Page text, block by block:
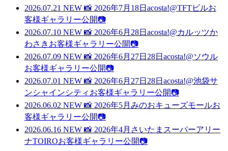
2026.07.21 NEW 📸 2026年7月18日acosta!@TFTビルお
客様ギャラリー公開📷
2026.07.10 NEW 📸 2026年6月28日acosta!@カルッツか
わさきお客様ギャラリー公開📷
2026.07.09 NEW 📸 2026年6月27日28日acosta!@ソウル
お客様ギャラリー公開📷
2026.07.01 NEW 📸 2026年6月27日28日acosta!@池袋サ
ンシャインシティお客様ギャラリー公開📷
2026.06.02 NEW 📸 2026年5月みのおキューズモールお
客様ギャラリー公開📷
2026.06.16 NEW 📸 2026年4月さいたまスーパーアリー
ナTOIROお客様ギャラリー公開📷